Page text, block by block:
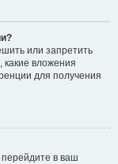
или запретить
вложения
для получения
в ваш